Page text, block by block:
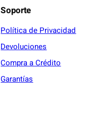
Soporte
Política de Privacidad
Devoluciones
Compra a Crédito
Garantías